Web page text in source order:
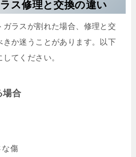
ス修理と交換の違い
ガラスが割れた場合、修理と交
きか迷うことがあります。以下
てください。
場合
な傷